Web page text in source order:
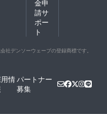
金申
請サ
ポー
ト
社デンソーウェーブの登録商標です。
情パートナー
募集